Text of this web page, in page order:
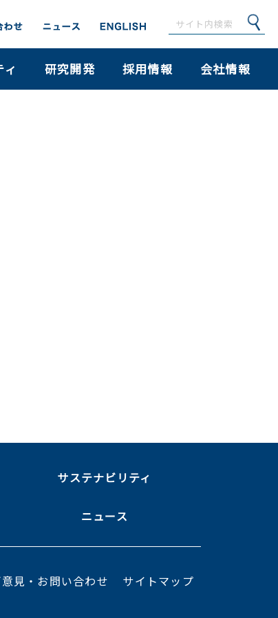
研究開発 採用情報 会社情報
サステナビリティ
ニュース
見・お問い合わせ サイトマップ